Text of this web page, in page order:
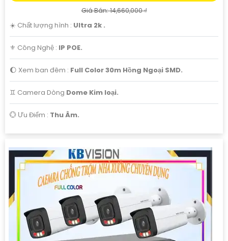
Giá Bán: 14,660,000 ₫
☀️ Chất lượng hình : Ultra 2k .
⚜️ Công Nghệ : IP POE.
🌔 Xem ban đêm : Full Color 30m Hồng Ngoại SMD.
♊ Camera Dòng Dome Kim loại.
️💮 Ưu Điểm : Thu Âm.